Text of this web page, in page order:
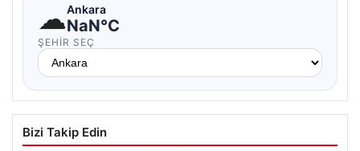
☁Ankara
NaN°C
ŞEHIR SEÇ
Bizi Takip Edin